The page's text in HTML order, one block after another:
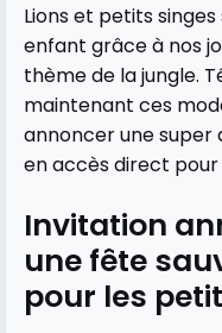
Lions et petits
enfant grâce à nos
thème de la jungle.
maintenant ces
annoncer une super
en accès direct pour
Invitation
une fête
pour les